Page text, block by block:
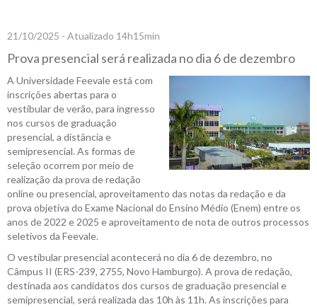
21/10/2025 - Atualizado 14h15min
Prova presencial será realizada no dia 6 de dezembro
A Universidade Feevale está com
inscrições abertas para o
vestibular de verão, para ingresso
nos cursos de graduação
presencial, a distância e
semipresencial. As formas de
seleção ocorrem por meio de
realização da prova de redação
online ou presencial, aproveitamento das notas da redação e da
prova objetiva do Exame Nacional do Ensino Médio (Enem) entre os
anos de 2022 e 2025 e aproveitamento de nota de outros processos
seletivos da Feevale.
O vestibular presencial acontecerá no dia 6 de dezembro, no
Câmpus II (ERS-239, 2755, Novo Hamburgo). A prova de redação,
destinada aos candidatos dos cursos de graduação presencial e
semipresencial, será realizada das 10h às 11h. As inscrições para